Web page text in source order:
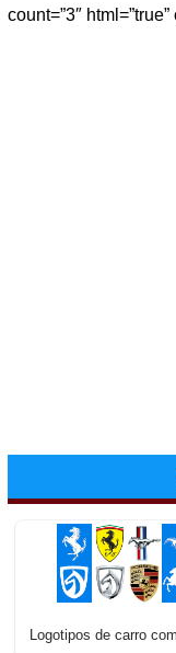
count=”3″ html=”true”
Logotipos de carro